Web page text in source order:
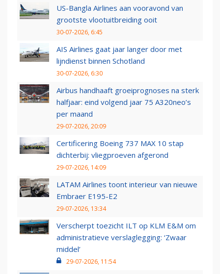
US-Bangla Airlines aan vooravond van
grootste vlootuitbreiding ooit
30-07-2026, 6:45
AIS Airlines gaat jaar langer door met
lijndienst binnen Schotland
30-07-2026, 6:30
Airbus handhaaft groeiprognoses na sterk
halfjaar: eind volgend jaar 75 A320neo’s
per maand
29-07-2026, 20:09
Certificering Boeing 737 MAX 10 stap
dichterbij: vliegproeven afgerond
29-07-2026, 14:09
LATAM Airlines toont interieur van nieuwe
Embraer E195-E2
29-07-2026, 13:34
Verscherpt toezicht ILT op KLM E&M om
administratieve verslaglegging: ‘Zwaar
middel’
29-07-2026, 11:54